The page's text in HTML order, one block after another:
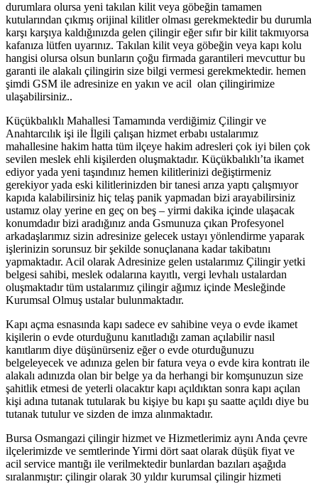
durumlara olursa yeni takılan kilit veya göbeğin tamamen
kutularından çıkmış orijinal kilitler olması gerekmektedir bu durumla
karşı karşıya kaldığınızda gelen çilingir eğer sıfır bir kilit takmıyorsa
kafanıza lütfen uyarınız. Takılan kilit veya göbeğin veya kapı kolu
hangisi olursa olsun bunların çoğu firmada garantileri mevcuttur bu
garanti ile alakalı çilingirin size bilgi vermesi gerekmektedir. hemen
şimdi GSM ile adresinize en yakın ve acil olan çilingirimize
ulaşabilirsiniz..
Küçükbalıklı Mahallesi Tamamında verdiğimiz Çilingir ve
Anahtarcılık işi ile İlgili çalışan hizmet erbabı ustalarımız
mahallesine hakim hatta tüm ilçeye hakim adresleri çok iyi bilen çok
sevilen meslek ehli kişilerden oluşmaktadır. Küçükbalıklı’ta ikamet
ediyor yada yeni taşındınız hemen kilitlerinizi değiştirmeniz
gerekiyor yada eski kilitlerinizden bir tanesi arıza yaptı çalışmıyor
kapıda kalabilirsiniz hiç telaş panik yapmadan bizi arayabilirsiniz
ustamız olay yerine en geç on beş – yirmi dakika içinde ulaşacak
konumdadır bizi aradığınız anda Gsmunuza çıkan Profesyonel
arkadaşlarımız sizin adresinize gelecek ustayı yönlendirme yaparak
işlerinizin sorunsuz bir şekilde sonuçlanana kadar takibatını
yapmaktadır. Acil olarak Adresinize gelen ustalarımız Çilingir yetki
belgesi sahibi, meslek odalarına kayıtlı, vergi levhalı ustalardan
oluşmaktadır tüm ustalarımız çilingir ağımız içinde Mesleğinde
Kurumsal Olmuş ustalar bulunmaktadır.
Kapı açma esnasında kapı sadece ev sahibine veya o evde ikamet
kişilerin o evde oturduğunu kanıtladığı zaman açılabilir nasıl
kanıtlarım diye düşünürseniz eğer o evde oturduğunuzu
belgeleyecek ve adınıza gelen bir fatura veya o evde kira kontratı ile
alakalı adınızda olan bir belge ya da herhangi bir komşunuzun size
şahitlik etmesi de yeterli olacaktır kapı açıldıktan sonra kapı açılan
kişi adına tutanak tutularak bu kişiye bu kapı şu saatte açıldı diye bu
tutanak tutulur ve sizden de imza alınmaktadır.
Bursa Osmangazi çilingir hizmet ve Hizmetlerimiz aynı Anda çevre
ilçelerimizde ve semtlerinde Yirmi dört saat olarak düşük fiyat ve
acil service mantığı ile verilmektedir bunlardan bazıları aşağıda
sıralanmıştır: çilingir olarak 30 yıldır kurumsal çilingir hizmeti